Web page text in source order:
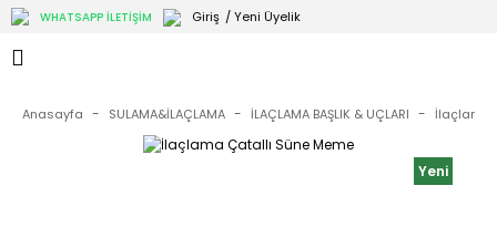
WHATSAPP İLETİŞİM Giriş / Yeni Üyelik
Anasayfa SULAMA&İLAÇLAMA İLAÇLAMA BAŞLIK & UÇLARI İlaçlama
Yeni